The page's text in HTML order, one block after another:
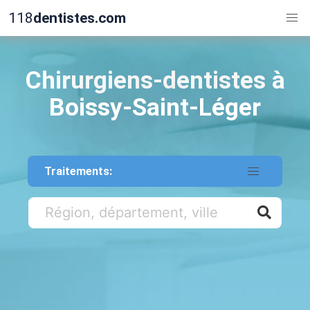
118dentistes.com
Chirurgiens-dentistes à
Boissy-Saint-Léger
Traitements: